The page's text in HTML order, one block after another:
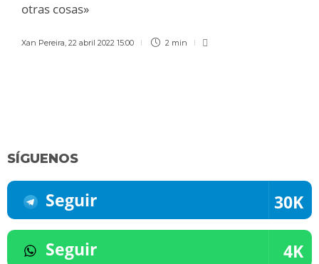
otras cosas»
Xan Pereira, 22 abril 2022 15:00 2 min
SÍGUENOS
Seguir 30K
Seguir 4K